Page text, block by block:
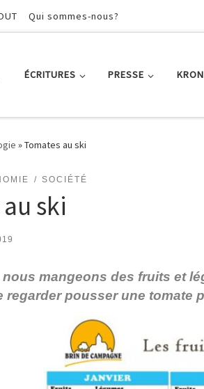
Qui sommes-nous?
ÉCRITURES PRESSE
»Tomates au ski
SOCIÉTÉ
ski
mangeons des fruits et
regarder pousser une tomate